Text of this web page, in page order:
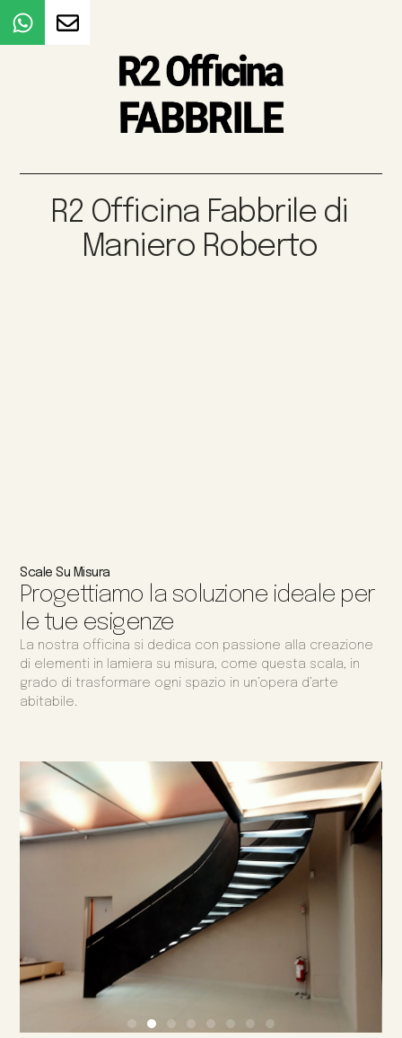
R2 Officina Fabbrile di
Maniero Roberto
Scale Su Misura
Progettiamo la soluzione ideale per
le tue esigenze
La nostra officina si dedica con passione alla creazione
di elementi in lamiera su misura, come questa scala, in
grado di trasformare ogni spazio in un’opera d’arte
abitabile.